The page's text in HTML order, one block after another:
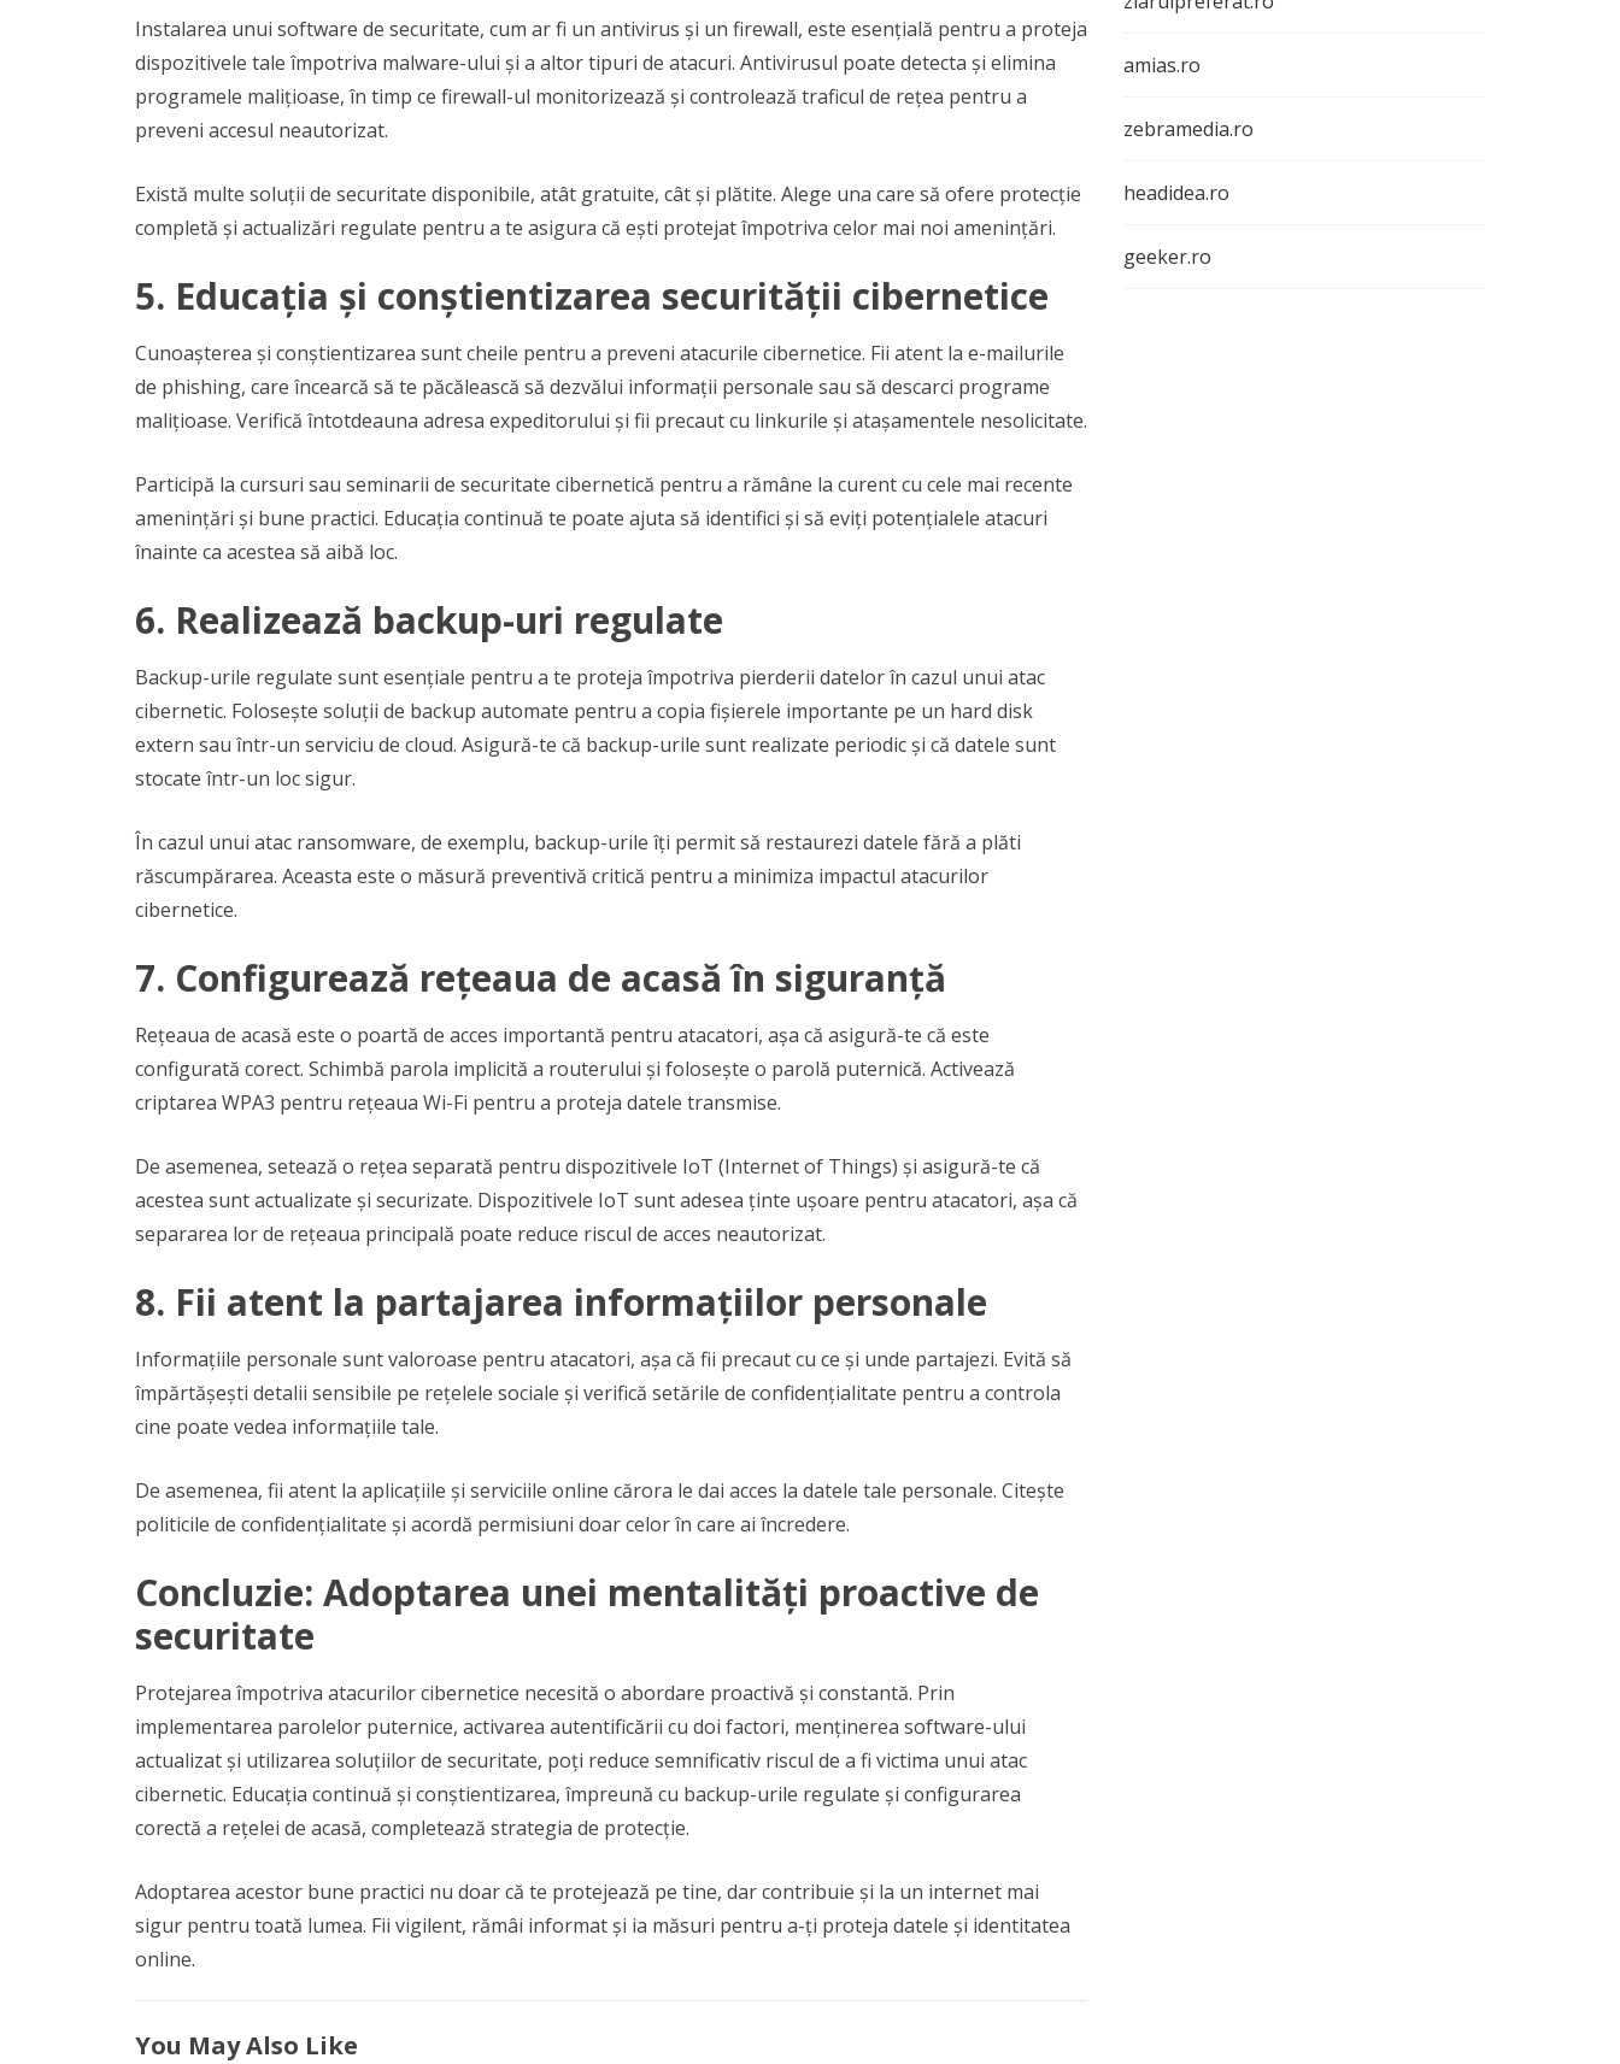
Instalarea unui software de securitate, cum ar fi un antivirus și un firewall, este esențială pentru a proteja
dispozitivele tale împotriva malware-ului și a altor tipuri de atacuri. Antivirusul poate detecta și elimina
programele malițioase, în timp ce firewall-ul monitorizează și controlează traficul de rețea pentru a
preveni accesul neautorizat.
Există multe soluții de securitate disponibile, atât gratuite, cât și plătite. Alege una care să ofere protecție
completă și actualizări regulate pentru a te asigura că ești protejat împotriva celor mai noi amenințări.
5. Educația și conștientizarea securității cibernetice
Cunoașterea și conștientizarea sunt cheile pentru a preveni atacurile cibernetice. Fii atent la e-mailurile
de phishing, care încearcă să te păcălească să dezvălui informații personale sau să descarci programe
malițioase. Verifică întotdeauna adresa expeditorului și fii precaut cu linkurile și atașamentele nesolicitate.
Participă la cursuri sau seminarii de securitate cibernetică pentru a rămâne la curent cu cele mai recente
amenințări și bune practici. Educația continuă te poate ajuta să identifici și să eviți potențialele atacuri
înainte ca acestea să aibă loc.
6. Realizează backup-uri regulate
Backup-urile regulate sunt esențiale pentru a te proteja împotriva pierderii datelor în cazul unui atac
cibernetic. Folosește soluții de backup automate pentru a copia fișierele importante pe un hard disk
extern sau într-un serviciu de cloud. Asigură-te că backup-urile sunt realizate periodic și că datele sunt
stocate într-un loc sigur.
În cazul unui atac ransomware, de exemplu, backup-urile îți permit să restaurezi datele fără a plăti
răscumpărarea. Aceasta este o măsură preventivă critică pentru a minimiza impactul atacurilor
cibernetice.
7. Configurează rețeaua de acasă în siguranță
Rețeaua de acasă este o poartă de acces importantă pentru atacatori, așa că asigură-te că este
configurată corect. Schimbă parola implicită a routerului și folosește o parolă puternică. Activează
criptarea WPA3 pentru rețeaua Wi-Fi pentru a proteja datele transmise.
De asemenea, setează o rețea separată pentru dispozitivele IoT (Internet of Things) și asigură-te că
acestea sunt actualizate și securizate. Dispozitivele IoT sunt adesea ținte ușoare pentru atacatori, așa că
separarea lor de rețeaua principală poate reduce riscul de acces neautorizat.
8. Fii atent la partajarea informațiilor personale
Informațiile personale sunt valoroase pentru atacatori, așa că fii precaut cu ce și unde partajezi. Evită să
împărtășești detalii sensibile pe rețelele sociale și verifică setările de confidențialitate pentru a controla
cine poate vedea informațiile tale.
De asemenea, fii atent la aplicațiile și serviciile online cărora le dai acces la datele tale personale. Citește
politicile de confidențialitate și acordă permisiuni doar celor în care ai încredere.
Concluzie: Adoptarea unei mentalități proactive de
securitate
Protejarea împotriva atacurilor cibernetice necesită o abordare proactivă și constantă. Prin
implementarea parolelor puternice, activarea autentificării cu doi factori, menținerea software-ului
actualizat și utilizarea soluțiilor de securitate, poți reduce semnificativ riscul de a fi victima unui atac
cibernetic. Educația continuă și conștientizarea, împreună cu backup-urile regulate și configurarea
corectă a rețelei de acasă, completează strategia de protecție.
Adoptarea acestor bune practici nu doar că te protejează pe tine, dar contribuie și la un internet mai
sigur pentru toată lumea. Fii vigilent, rămâi informat și ia măsuri pentru a-ți proteja datele și identitatea
online.
You May Also Like
amias.ro
zebramedia.ro
headidea.ro
geeker.ro